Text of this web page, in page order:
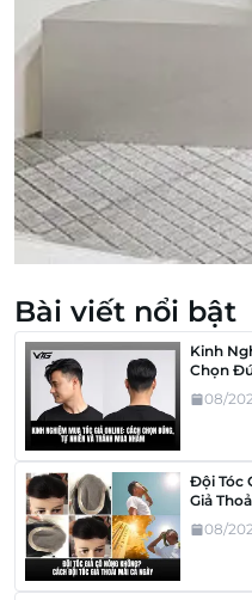
Bài viết nổi bật
Kinh
Chọn
08/
Đội Tóc
Giả
08/